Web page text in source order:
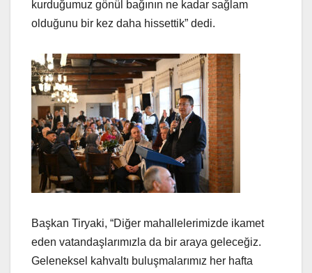
kurduğumuz gönül bağının ne kadar sağlam
olduğunu bir kez daha hissettik” dedi.
Başkan Tiryaki, “Diğer mahallelerimizde ikamet
eden vatandaşlarımızla da bir araya geleceğiz.
Geleneksel kahvaltı buluşmalarımız her hafta